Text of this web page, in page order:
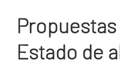
Estado de